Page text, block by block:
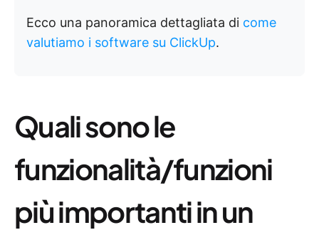
Ecco una panoramica dettagliata di come
valutiamo i software su ClickUp.
Quali sono le
funzionalità/funzioni
più importanti in un